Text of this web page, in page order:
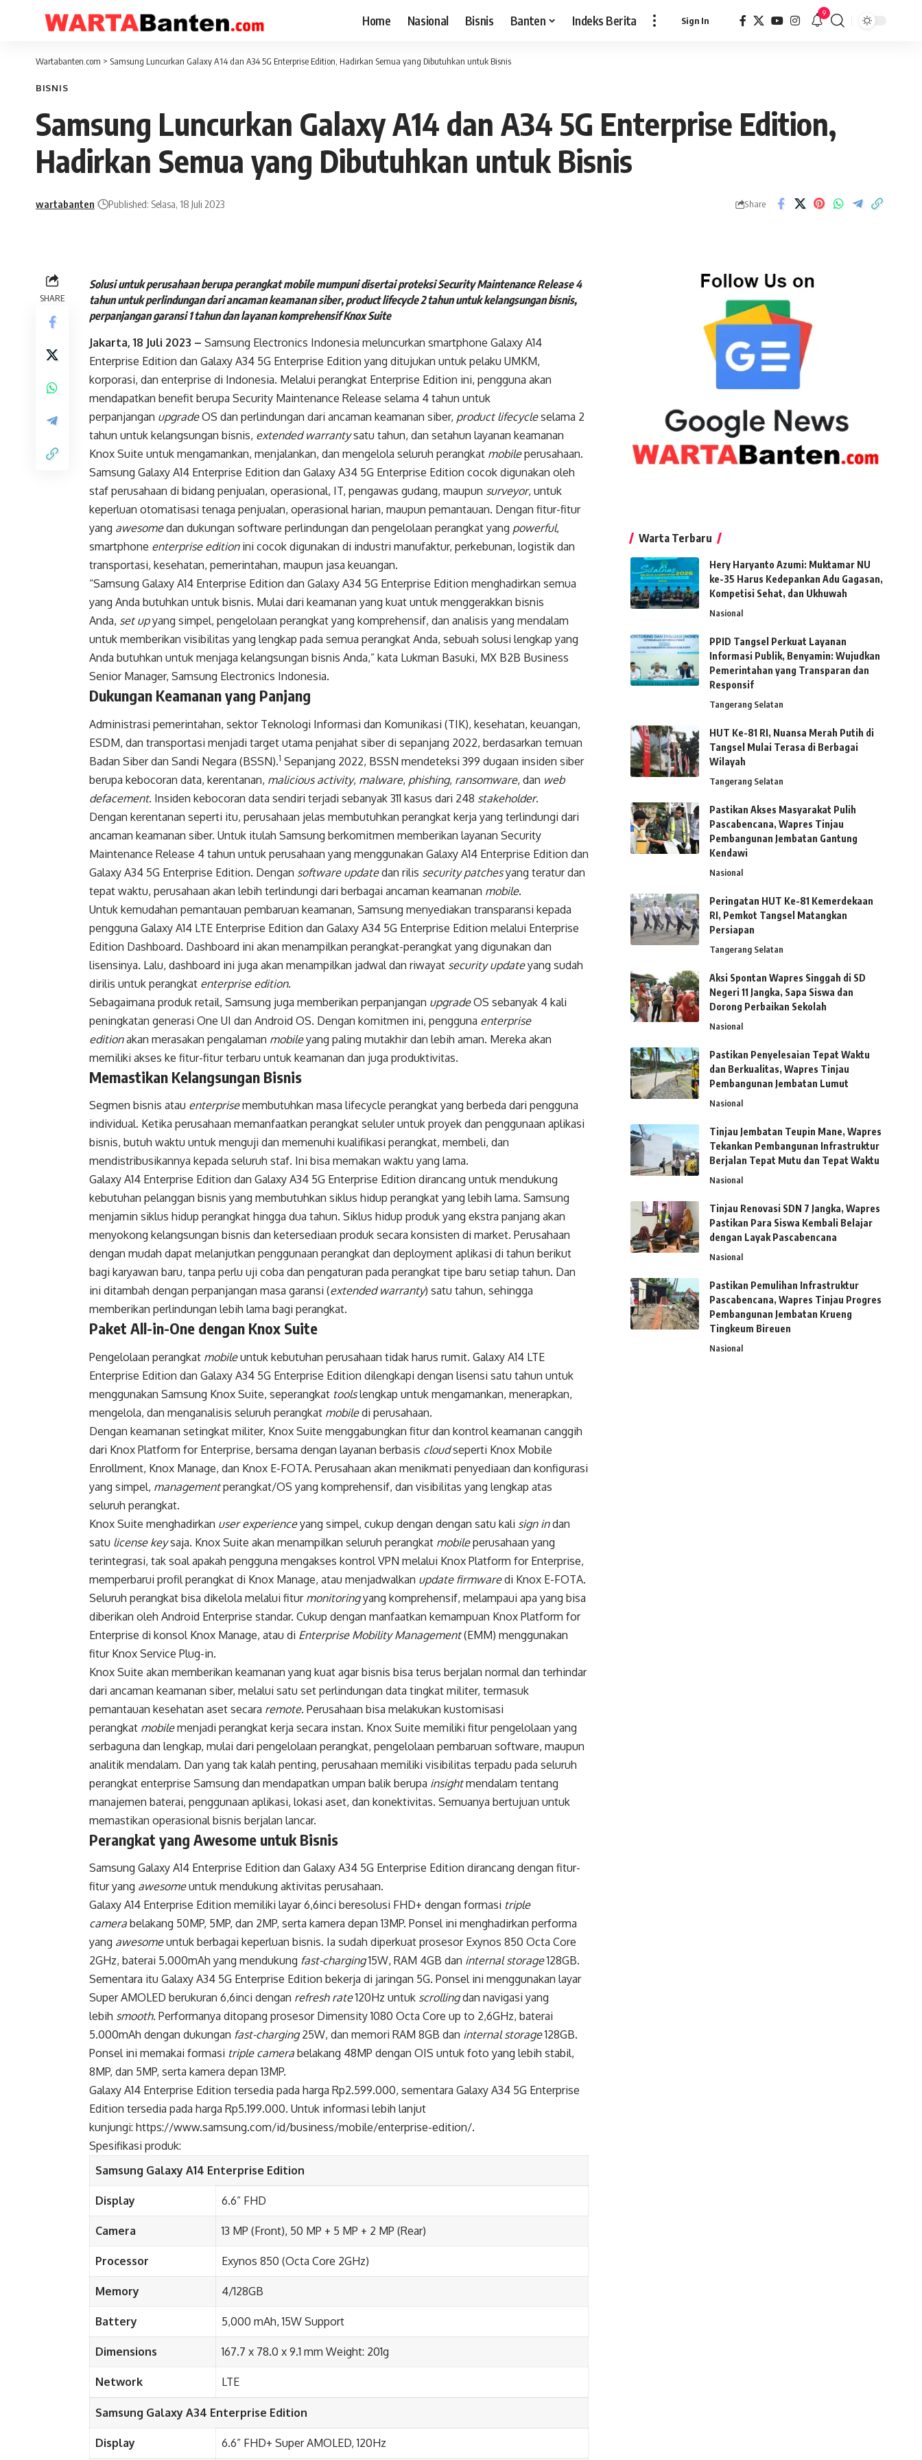
Home Nasional Bisnis Banten Indeks Berita Sign In
9
Wartabanten.com > Samsung Luncurkan Galaxy A14 dan A34 5G Enterprise Edition, Hadirkan Semua yang Dibutuhkan untuk Bisnis
BISNIS
Samsung Luncurkan Galaxy A14 dan A34 5G Enterprise Edition,
Hadirkan Semua yang Dibutuhkan untuk Bisnis
wartabanten Published: Selasa, 18 Juli 2023 Share
SHARE
Solusi untuk perusahaan berupa perangkat mobile mumpuni disertai proteksi Security Maintenance Release 4
tahun untuk perlindungan dari ancaman keamanan siber, product lifecycle 2 tahun untuk kelangsungan bisnis,
perpanjangan garansi 1 tahun dan layanan komprehensif Knox Suite
Jakarta, 18 Juli 2023 – Samsung Electronics Indonesia meluncurkan smartphone Galaxy A14
Enterprise Edition dan Galaxy A34 5G Enterprise Edition yang ditujukan untuk pelaku UMKM,
korporasi, dan enterprise di Indonesia. Melalui perangkat Enterprise Edition ini, pengguna akan
mendapatkan benefit berupa Security Maintenance Release selama 4 tahun untuk
perpanjangan upgradeOS dan perlindungan dari ancaman keamanan siber, product lifecycleselama 2
tahun untuk kelangsungan bisnis, extended warrantysatu tahun, dan setahun layanan keamanan
Knox Suite untuk mengamankan, menjalankan, dan mengelola seluruh perangkat mobileperusahaan.
Samsung Galaxy A14 Enterprise Edition dan Galaxy A34 5G Enterprise Edition cocok digunakan oleh
staf perusahaan di bidang penjualan, operasional, IT, pengawas gudang, maupun surveyor, untuk
keperluan otomatisasi tenaga penjualan, operasional harian, maupun pemantauan. Dengan fitur-fitur
yang awesomedan dukungan software perlindungan dan pengelolaan perangkat yang powerful,
smartphone enterprise editionini cocok digunakan di industri manufaktur, perkebunan, logistik dan
transportasi, kesehatan, pemerintahan, maupun jasa keuangan.
“Samsung Galaxy A14 Enterprise Edition dan Galaxy A34 5G Enterprise Edition menghadirkan semua
yang Anda butuhkan untuk bisnis. Mulai dari keamanan yang kuat untuk menggerakkan bisnis
Anda, set upyang simpel, pengelolaan perangkat yang komprehensif, dan analisis yang mendalam
untuk memberikan visibilitas yang lengkap pada semua perangkat Anda, sebuah solusi lengkap yang
Anda butuhkan untuk menjaga kelangsungan bisnis Anda,” kata Lukman Basuki, MX B2B Business
Senior Manager, Samsung Electronics Indonesia.
Dukungan Keamanan yang Panjang
Administrasi pemerintahan, sektor Teknologi Informasi dan Komunikasi (TIK), kesehatan, keuangan,
ESDM, dan transportasi menjadi target utama penjahat siber di sepanjang 2022, berdasarkan temuan
Badan Siber dan Sandi Negara (BSSN).1 Sepanjang 2022, BSSN mendeteksi 399 dugaan insiden siber
berupa kebocoran data, kerentanan, malicious activity, malware, phishing, ransomware, dan web
defacement. Insiden kebocoran data sendiri terjadi sebanyak 311 kasus dari 248 stakeholder.
Dengan kerentanan seperti itu, perusahaan jelas membutuhkan perangkat kerja yang terlindungi dari
ancaman keamanan siber. Untuk itulah Samsung berkomitmen memberikan layanan Security
Maintenance Release 4 tahun untuk perusahaan yang menggunakan Galaxy A14 Enterprise Edition dan
Galaxy A34 5G Enterprise Edition. Dengan software updatedan rilis security patchesyang teratur dan
tepat waktu, perusahaan akan lebih terlindungi dari berbagai ancaman keamanan mobile.
Untuk kemudahan pemantauan pembaruan keamanan, Samsung menyediakan transparansi kepada
pengguna Galaxy A14 LTE Enterprise Edition dan Galaxy A34 5G Enterprise Edition melalui Enterprise
Edition Dashboard. Dashboard ini akan menampilkan perangkat-perangkat yang digunakan dan
lisensinya. Lalu, dashboard ini juga akan menampilkan jadwal dan riwayat security updateyang sudah
dirilis untuk perangkat enterprise edition.
Sebagaimana produk retail, Samsung juga memberikan perpanjangan upgradeOS sebanyak 4 kali
peningkatan generasi One UI dan Android OS. Dengan komitmen ini, pengguna enterprise
editionakan merasakan pengalaman mobileyang paling mutakhir dan lebih aman. Mereka akan
memiliki akses ke fitur-fitur terbaru untuk keamanan dan juga produktivitas.
Memastikan Kelangsungan Bisnis
Segmen bisnis atau enterprisemembutuhkan masa lifecycle perangkat yang berbeda dari pengguna
individual. Ketika perusahaan memanfaatkan perangkat seluler untuk proyek dan penggunaan aplikasi
bisnis, butuh waktu untuk menguji dan memenuhi kualifikasi perangkat, membeli, dan
mendistribusikannya kepada seluruh staf. Ini bisa memakan waktu yang lama.
Galaxy A14 Enterprise Edition dan Galaxy A34 5G Enterprise Edition dirancang untuk mendukung
kebutuhan pelanggan bisnis yang membutuhkan siklus hidup perangkat yang lebih lama. Samsung
menjamin siklus hidup perangkat hingga dua tahun. Siklus hidup produk yang ekstra panjang akan
menyokong kelangsungan bisnis dan ketersediaan produk secara konsisten di market. Perusahaan
dengan mudah dapat melanjutkan penggunaan perangkat dan deployment aplikasi di tahun berikut
bagi karyawan baru, tanpa perlu uji coba dan pengaturan pada perangkat tipe baru setiap tahun. Dan
ini ditambah dengan perpanjangan masa garansi (extended warranty) satu tahun, sehingga
memberikan perlindungan lebih lama bagi perangkat.
Paket All-in-One dengan Knox Suite
Pengelolaan perangkat mobileuntuk kebutuhan perusahaan tidak harus rumit. Galaxy A14 LTE
Enterprise Edition dan Galaxy A34 5G Enterprise Edition dilengkapi dengan lisensi satu tahun untuk
menggunakan Samsung Knox Suite, seperangkat toolslengkap untuk mengamankan, menerapkan,
mengelola, dan menganalisis seluruh perangkat mobiledi perusahaan.
Dengan keamanan setingkat militer, Knox Suite menggabungkan fitur dan kontrol keamanan canggih
dari Knox Platform for Enterprise, bersama dengan layanan berbasis cloudseperti Knox Mobile
Enrollment, Knox Manage, dan Knox E-FOTA. Perusahaan akan menikmati penyediaan dan konfigurasi
yang simpel, managementperangkat/OS yang komprehensif, dan visibilitas yang lengkap atas
seluruh perangkat.
Knox Suite menghadirkan user experienceyang simpel, cukup dengan dengan satu kali sign indan
satu license keysaja. Knox Suite akan menampilkan seluruh perangkat mobileperusahaan yang
terintegrasi, tak soal apakah pengguna mengakses kontrol VPN melalui Knox Platform for Enterprise,
memperbarui profil perangkat di Knox Manage, atau menjadwalkan update firmwaredi Knox E-FOTA.
Seluruh perangkat bisa dikelola melalui fitur monitoringyang komprehensif, melampaui apa yang bisa
diberikan oleh Android Enterprise standar. Cukup dengan manfaatkan kemampuan Knox Platform for
Enterprise di konsol Knox Manage, atau di Enterprise MobilityManagement(EMM) menggunakan
fitur Knox Service Plug-in.
Knox Suite akan memberikan keamanan yang kuat agar bisnis bisa terus berjalan normal dan terhindar
dari ancaman keamanan siber, melalui satu set perlindungan data tingkat militer, termasuk
pemantauan kesehatan aset secara remote. Perusahaan bisa melakukan kustomisasi
perangkat mobilemenjadi perangkat kerja secara instan. Knox Suite memiliki fitur pengelolaan yang
serbaguna dan lengkap, mulai dari pengelolaan perangkat, pengelolaan pembaruan software, maupun
analitik mendalam. Dan yang tak kalah penting, perusahaan memiliki visibilitas terpadu pada seluruh
perangkat enterprise Samsung dan mendapatkan umpan balik berupa insightmendalam tentang
manajemen baterai, penggunaan aplikasi, lokasi aset, dan konektivitas. Semuanya bertujuan untuk
memastikan operasional bisnis berjalan lancar.
Perangkat yang Awesome untuk Bisnis
Samsung Galaxy A14 Enterprise Edition dan Galaxy A34 5G Enterprise Edition dirancang dengan fitur-
fitur yang awesomeuntuk mendukung aktivitas perusahaan.
Galaxy A14 Enterprise Edition memiliki layar 6,6inci beresolusi FHD+ dengan formasi triple
camera belakang 50MP, 5MP, dan 2MP, serta kamera depan 13MP. Ponsel ini menghadirkan performa
yang awesomeuntuk berbagai keperluan bisnis. Ia sudah diperkuat prosesor Exynos 850 Octa Core
2GHz, baterai 5.000mAh yang mendukung fast-charging15W, RAM 4GB dan internal storage128GB.
Sementara itu Galaxy A34 5G Enterprise Edition bekerja di jaringan 5G. Ponsel ini menggunakan layar
Super AMOLED berukuran 6,6inci dengan refresh rate120Hz untuk scrollingdan navigasi yang
lebih smooth. Performanya ditopang prosesor Dimensity 1080 Octa Core up to 2,6GHz, baterai
5.000mAh dengan dukungan fast-charging25W, dan memori RAM 8GB dan internal storage128GB.
Ponsel ini memakai formasi triple camera belakang 48MP dengan OIS untuk foto yang lebih stabil,
8MP, dan 5MP, serta kamera depan 13MP.
Galaxy A14 Enterprise Edition tersedia pada harga Rp2.599.000, sementara Galaxy A34 5G Enterprise
Edition tersedia pada harga Rp5.199.000. Untuk informasi lebih lanjut
kunjungi: https://www.samsung.com/id/business/mobile/enterprise-edition/.
Spesifikasi produk:
Samsung Galaxy A14 Enterprise Edition
Display 6.6” FHD
Camera 13 MP (Front), 50 MP + 5 MP + 2 MP (Rear)
Processor Exynos 850 (Octa Core 2GHz)
Memory 4/128GB
Battery 5,000 mAh, 15W Support
Dimensions 167.7 x 78.0 x 9.1 mm Weight: 201g
Network LTE
Samsung Galaxy A34 Enterprise Edition
Display 6.6” FHD+ Super AMOLED, 120Hz
Warta Terbaru
Hery Haryanto Azumi: Muktamar NU
ke-35 Harus Kedepankan Adu Gagasan,
Kompetisi Sehat, dan Ukhuwah
Nasional
PPID Tangsel Perkuat Layanan
Informasi Publik, Benyamin: Wujudkan
Pemerintahan yang Transparan dan
Responsif
Tangerang Selatan
HUT Ke-81 RI, Nuansa Merah Putih di
Tangsel Mulai Terasa di Berbagai
Wilayah
Tangerang Selatan
Pastikan Akses Masyarakat Pulih
Pascabencana, Wapres Tinjau
Pembangunan Jembatan Gantung
Kendawi
Nasional
Peringatan HUT Ke-81 Kemerdekaan
RI, Pemkot Tangsel Matangkan
Persiapan
Tangerang Selatan
Aksi Spontan Wapres Singgah di SD
Negeri 11 Jangka, Sapa Siswa dan
Dorong Perbaikan Sekolah
Nasional
Pastikan Penyelesaian Tepat Waktu
dan Berkualitas, Wapres Tinjau
Pembangunan Jembatan Lumut
Nasional
Tinjau Jembatan Teupin Mane, Wapres
Tekankan Pembangunan Infrastruktur
Berjalan Tepat Mutu dan Tepat Waktu
Nasional
Tinjau Renovasi SDN 7 Jangka, Wapres
Pastikan Para Siswa Kembali Belajar
dengan Layak Pascabencana
Nasional
Pastikan Pemulihan Infrastruktur
Pascabencana, Wapres Tinjau Progres
Pembangunan Jembatan Krueng
Tingkeum Bireuen
Nasional